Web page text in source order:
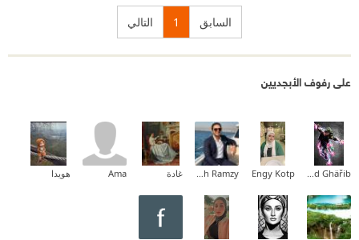
السابق 1 التالي
على رفوف الأبجديين
Møhämệd Ghäřib
Engy Kotp
Mina Mamdouh Ramzy غادة Ama هويدا